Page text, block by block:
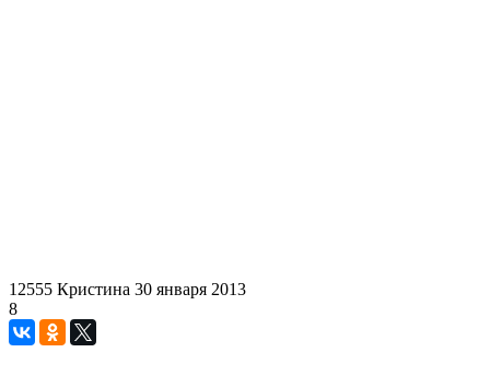
12555 Кристина 30 января 2013
8